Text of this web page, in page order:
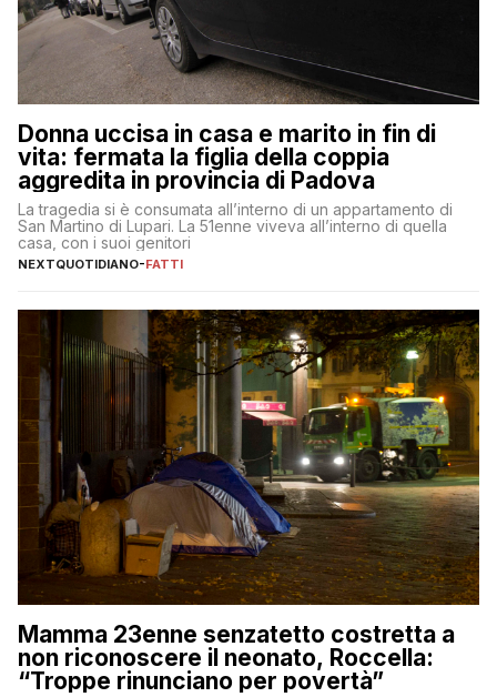
Donna uccisa in casa e marito in fin di
vita: fermata la figlia della coppia
aggredita in provincia di Padova
La tragedia si è consumata all’interno di un appartamento di
San Martino di Lupari. La 51enne viveva all’interno di quella
casa, con i suoi genitori
NEXTQUOTIDIANO-FATTI
Mamma 23enne senzatetto costretta a
non riconoscere il neonato, Roccella:
“Troppe rinunciano per povertà”